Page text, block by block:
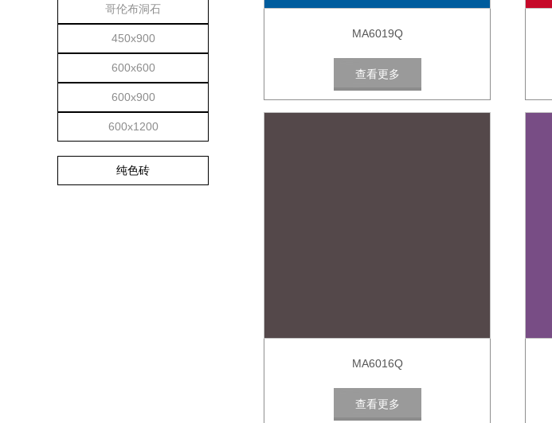
哥伦布洞石
450x900
600x600
600x900
600x1200
纯色砖
MA6019Q
查看更多
MA6016Q
查看更多